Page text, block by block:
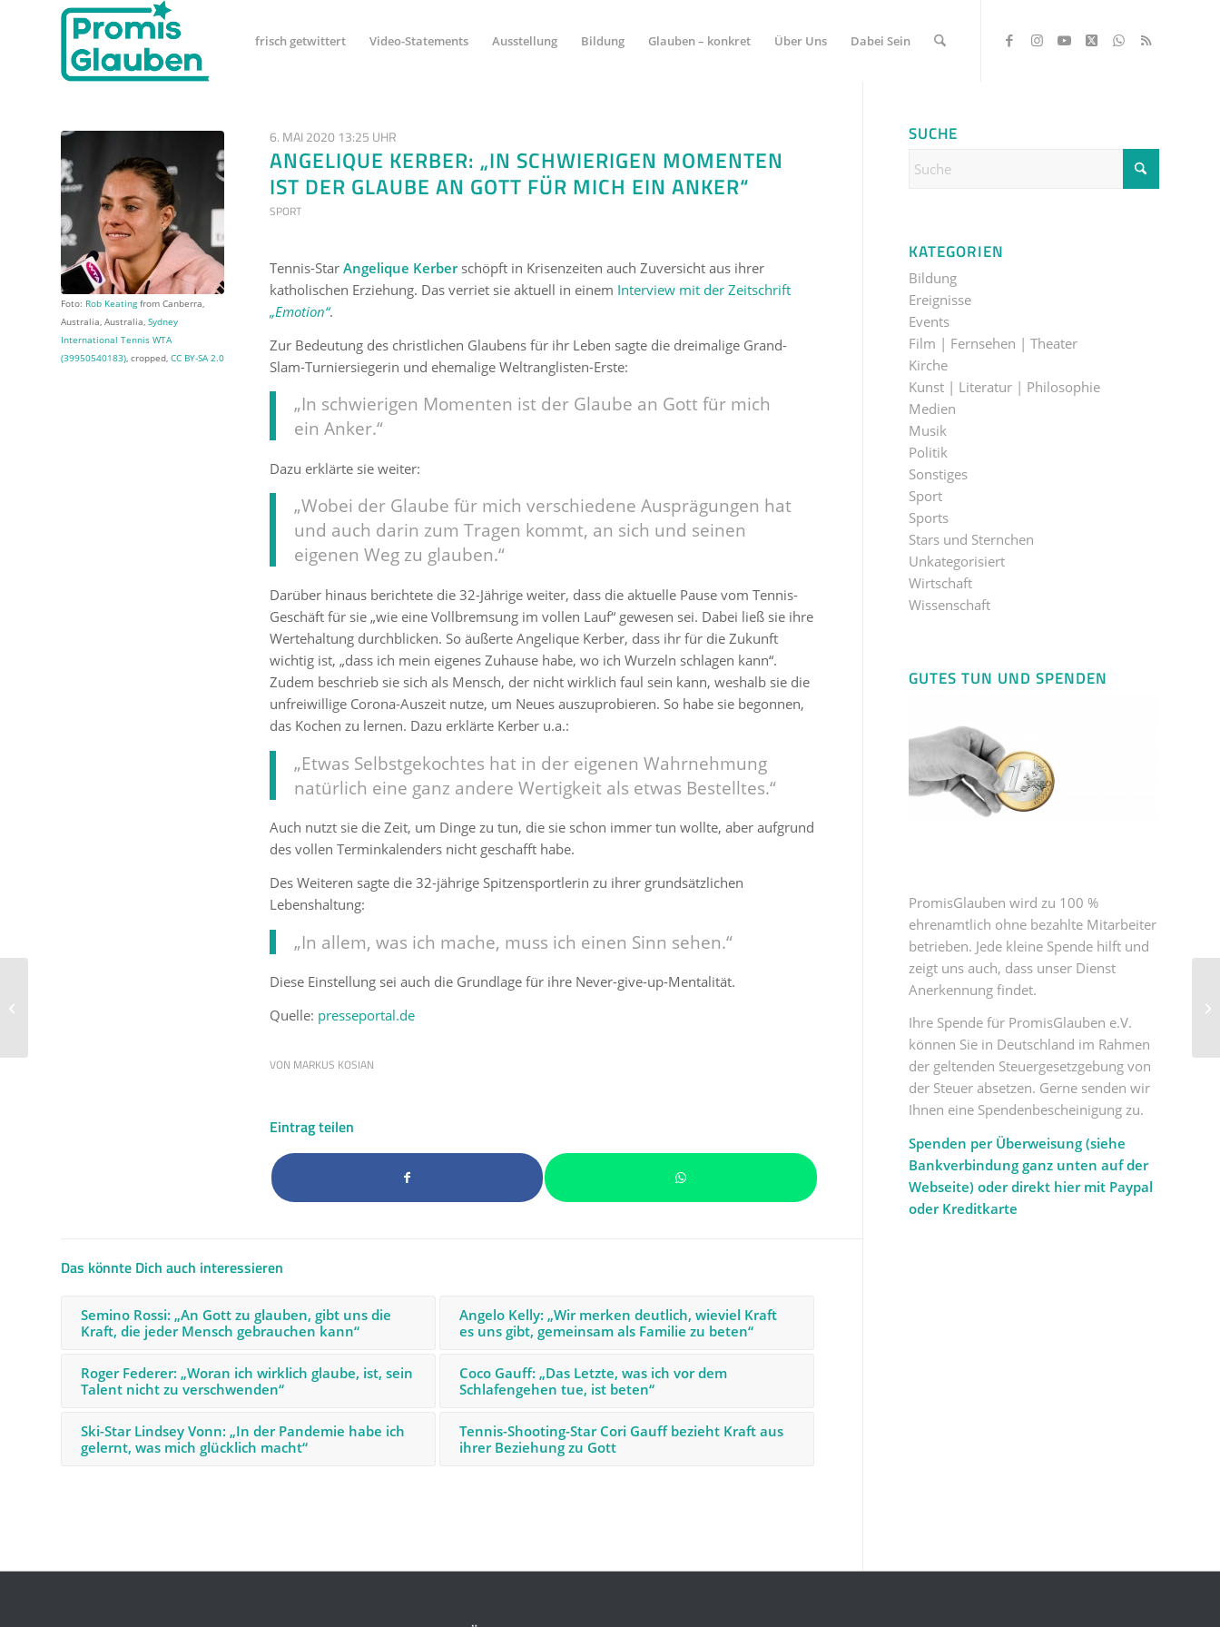
frisch getwittert Video-Statements Ausstellung Bildung Glauben – konkret Über Uns Dabei Sein
Foto: Rob Keatingfrom Canberra,
Australia, Australia, Sydney
International Tennis WTA
(39950540183), cropped, CC BY-SA 2.0
6. MAI 2020 13:25 UHR
ANGELIQUE KERBER: „IN SCHWIERIGEN MOMENTEN
IST DER GLAUBE AN GOTT FÜR MICH EIN ANKER“
SPORT
Tennis-Star Angelique Kerberschöpft in Krisenzeiten auch Zuversicht aus ihrer
katholischen Erziehung. Das verriet sie aktuell in einem Interview mit der Zeitschrift
„Emotion“.
Zur Bedeutung des christlichen Glaubens für ihr Leben sagte die dreimalige Grand-
Slam-Turniersiegerin und ehemalige Weltranglisten-Erste:
„In schwierigen Momenten ist der Glaube an Gott für mich
ein Anker.“
Dazu erklärte sie weiter:
„Wobei der Glaube für mich verschiedene Ausprägungen hat
und auch darin zum Tragen kommt, an sich und seinen
eigenen Weg zu glauben.“
Darüber hinaus berichtete die 32-Jährige weiter, dass die aktuelle Pause vom Tennis-
Geschäft für sie „wie eine Vollbremsung im vollen Lauf“ gewesen sei. Dabei ließ sie ihre
Wertehaltung durchblicken. So äußerte Angelique Kerber, dass ihr für die Zukunft
wichtig ist, „dass ich mein eigenes Zuhause habe, wo ich Wurzeln schlagen kann“.
Zudem beschrieb sie sich als Mensch, der nicht wirklich faul sein kann, weshalb sie die
unfreiwillige Corona-Auszeit nutze, um Neues auszuprobieren. So habe sie begonnen,
das Kochen zu lernen. Dazu erklärte Kerber u.a.:
„Etwas Selbstgekochtes hat in der eigenen Wahrnehmung
natürlich eine ganz andere Wertigkeit als etwas Bestelltes.“
Auch nutzt sie die Zeit, um Dinge zu tun, die sie schon immer tun wollte, aber aufgrund
des vollen Terminkalenders nicht geschafft habe.
Des Weiteren sagte die 32-jährige Spitzensportlerin zu ihrer grundsätzlichen
Lebenshaltung:
„In allem, was ich mache, muss ich einen Sinn sehen.“
Diese Einstellung sei auch die Grundlage für ihre Never-give-up-Mentalität.
Quelle: presseportal.de
VON MARKUS KOSIAN
Eintrag teilen
Das könnte Dich auch interessieren
Semino Rossi: „An Gott zu glauben, gibt uns die
Kraft, die jeder Mensch gebrauchen kann“
Angelo Kelly: „Wir merken deutlich, wieviel Kraft
es uns gibt, gemeinsam als Familie zu beten“
Roger Federer: „Woran ich wirklich glaube, ist, sein
Talent nicht zu verschwenden“
Coco Gauff: „Das Letzte, was ich vor dem
Schlafengehen tue, ist beten“
Ski-Star Lindsey Vonn: „In der Pandemie habe ich
gelernt, was mich glücklich macht“
Tennis-Shooting-Star Cori Gauff bezieht Kraft aus
ihrer Beziehung zu Gott
SUCHE
KATEGORIEN
Bildung
Ereignisse
Events
Film | Fernsehen | Theater
Kirche
Kunst | Literatur | Philosophie
Medien
Musik
Politik
Sonstiges
Sport
Sports
Stars und Sternchen
Unkategorisiert
Wirtschaft
Wissenschaft
GUTES TUN UND SPENDEN
PromisGlauben wird zu 100 %
ehrenamtlich ohne bezahlte Mitarbeiter
betrieben. Jede kleine Spende hilft und
zeigt uns auch, dass unser Dienst
Anerkennung findet.
Ihre Spende für PromisGlauben e.V.
können Sie in Deutschland im Rahmen
der geltenden Steuergesetzgebung von
der Steuer absetzen. Gerne senden wir
Ihnen eine Spendenbescheinigung zu.
Spenden per Überweisung (siehe
Bankverbindung ganz unten auf der
Webseite) oder direkt hier mit Paypal
oder Kreditkarte